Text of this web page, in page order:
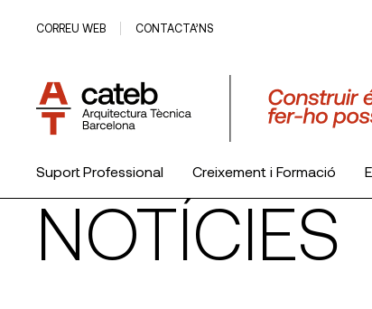
CORREU WEB CONTACTA’NS
Suport Professional Creixement i Formació
El Col·legi
NOTÍCIES